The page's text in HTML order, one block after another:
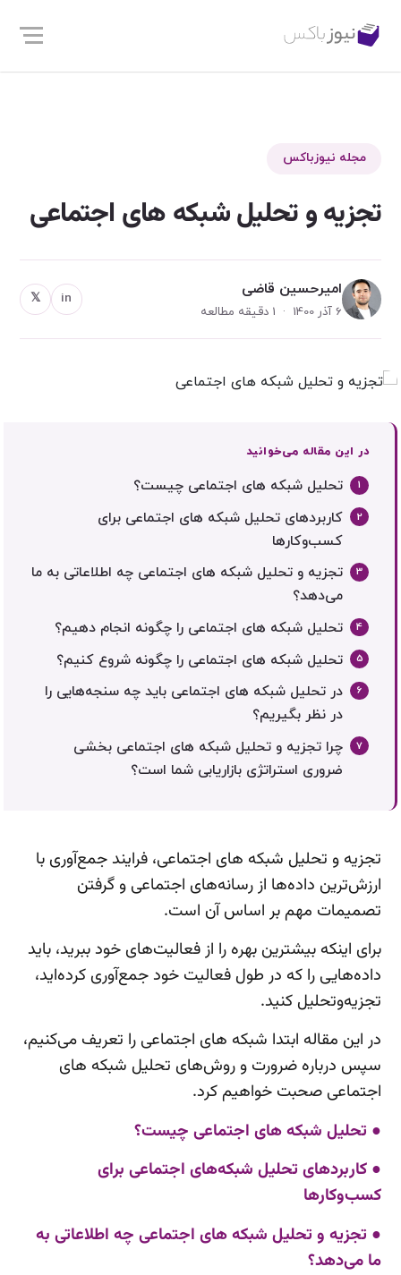
مجله نیوزباکس
تجزیه و تحلیل شبکه های اجتماعی
امیرحسین قاضی
6 آذر 1400 · 1 دقیقه مطالعه
in
𝕏
در این مقاله می‌خوانید
تحلیل شبکه های اجتماعی چیست؟
کاربردهای تحلیل شبکه های اجتماعی برای
کسب‌وکارها
تجزیه و تحلیل شبکه های اجتماعی چه اطلاعاتی به ما
می‌دهد؟
تحلیل شبکه های اجتماعی را چگونه انجام دهیم؟
تحلیل شبکه های اجتماعی را چگونه شروع کنیم؟
در تحلیل شبکه های اجتماعی باید چه سنجه‌هایی را
در نظر بگیریم؟
چرا تجزیه و تحلیل شبکه های اجتماعی بخشی
ضروری استراتژی بازاریابی شما است؟
تجزیه و تحلیل شبکه های اجتماعی، فرایند جمع‌آوری با
ارزش‌ترین داده‌ها از رسانه‌های اجتماعی و گرفتن
تصمیمات مهم بر اساس آن است.
برای اینکه بیشترین بهره را از فعالیت‌های خود ببرید، باید
داده‌هایی را که در طول فعالیت خود جمع‌آوری کرده‌اید،
تجزیه‌وتحلیل کنید.
در این مقاله ابتدا شبکه های اجتماعی را تعریف می‌کنیم،
سپس درباره ضرورت و روش‌های تحلیل شبکه های
اجتماعی صحبت خواهیم کرد.
● تحلیل شبکه های اجتماعی چیست؟
● کاربردهای تحلیل شبکه‌های اجتماعی برای
کسب‌وکارها
● تجزیه و تحلیل شبکه های اجتماعی چه اطلاعاتی به
ما می‌دهد؟